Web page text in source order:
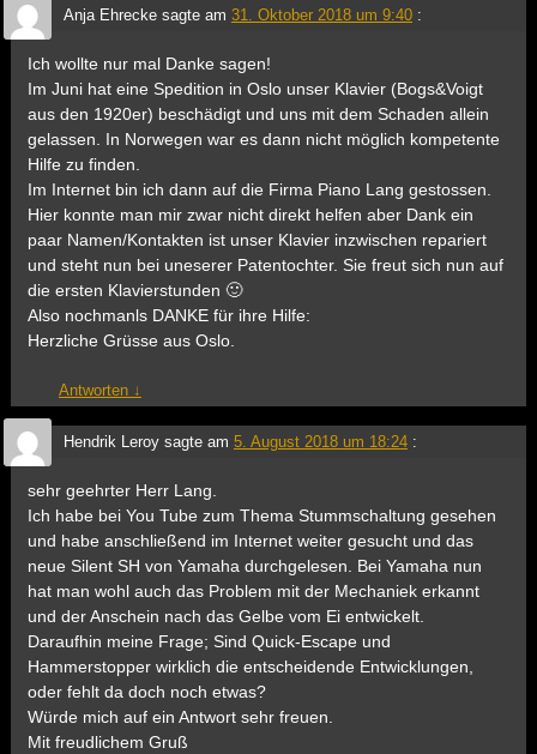
Anja Ehreckesagte am 31. Oktober 2018 um 9:40 :
Ich wollte nur mal Danke sagen!
Im Juni hat eine Spedition in Oslo unser Klavier (Bogs&Voigt
aus den 1920er) beschädigt und uns mit dem Schaden allein
gelassen. In Norwegen war es dann nicht möglich kompetente
Hilfe zu finden.
Im Internet bin ich dann auf die Firma Piano Lang gestossen.
Hier konnte man mir zwar nicht direkt helfen aber Dank ein
paar Namen/Kontakten ist unser Klavier inzwischen repariert
und steht nun bei uneserer Patentochter. Sie freut sich nun auf
die ersten Klavierstunden 🙂
Also nochmanls DANKE für ihre Hilfe:
Herzliche Grüsse aus Oslo.
Antworten ↓
Hendrik Leroysagte am 5. August 2018 um 18:24 :
sehr geehrter Herr Lang.
Ich habe bei You Tube zum Thema Stummschaltung gesehen
und habe anschließend im Internet weiter gesucht und das
neue Silent SH von Yamaha durchgelesen. Bei Yamaha nun
hat man wohl auch das Problem mit der Mechaniek erkannt
und der Anschein nach das Gelbe vom Ei entwickelt.
Daraufhin meine Frage; Sind Quick-Escape und
Hammerstopper wirklich die entscheidende Entwicklungen,
oder fehlt da doch noch etwas?
Würde mich auf ein Antwort sehr freuen.
Mit freudlichem Gruß